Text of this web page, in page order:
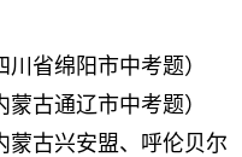
省绵阳市中考题）
古通辽市中考题）
蒙古兴安盟、呼伦贝尔